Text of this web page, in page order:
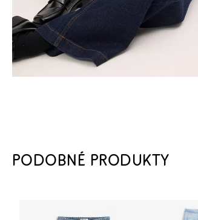
PODOBNÉ PRODUKTY